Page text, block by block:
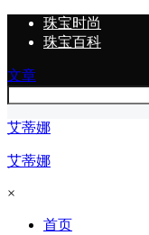
珠宝时尚
珠宝百科
文章
艾蒂娜
艾蒂娜
×
首页